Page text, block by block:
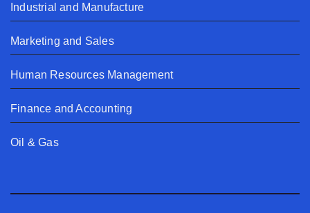
Industrial and Manufacture
Marketing and Sales
Human Resources Management
Finance and Accounting
Oil & Gas